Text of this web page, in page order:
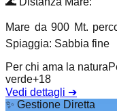
Mare da 900 Mt.
Spiaggia: Sabbia fine
Per chi ama la natura
verde+18
Vedi dettagli ➔
✨ Gestione Diretta